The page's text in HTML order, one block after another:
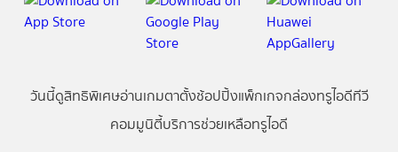
วันนี้ดูสิทธิพิเศษอ่านเกมตาตั้งช้อปปิ้งแพ็กเกจกล่องทรูไอดีทีวี
คอมมูนิตี้บริการช่วยเหลือทรูไอดี